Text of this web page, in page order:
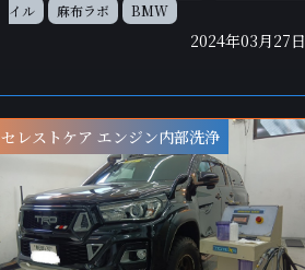
イル
麻布ラボ BMW
2024年03月27日
セレストケア エンジン内部洗浄